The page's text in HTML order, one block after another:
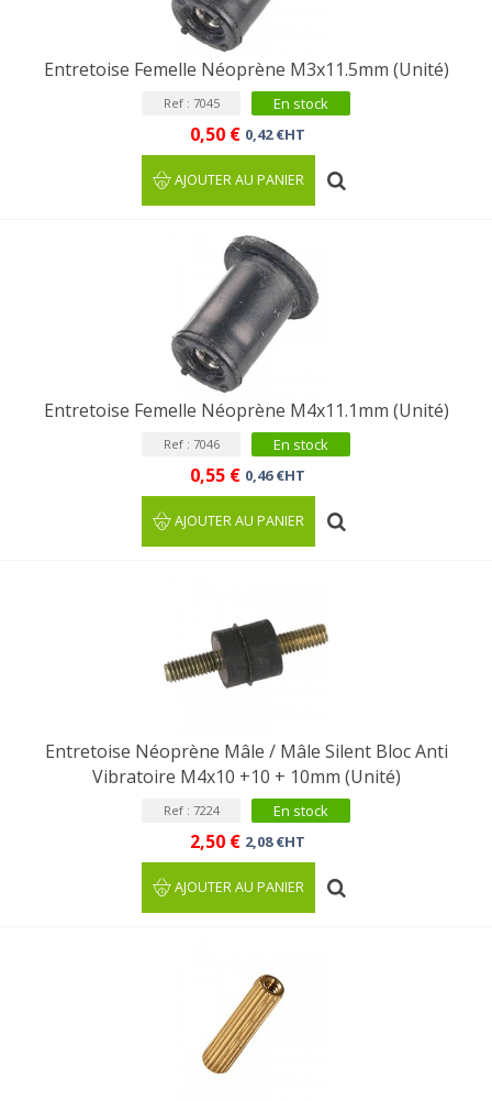
Entretoise Femelle Néoprène M3x11.5mm (Unité)
Ref : 7045 En stock
0,50 € 0,42 €HT
AJOUTER AU PANIER
Entretoise Femelle Néoprène M4x11.1mm (Unité)
Ref : 7046 En stock
0,55 € 0,46 €HT
AJOUTER AU PANIER
Entretoise Néoprène Mâle / Mâle Silent Bloc Anti
Vibratoire M4x10 +10 + 10mm (Unité)
Ref : 7224 En stock
2,50 € 2,08 €HT
AJOUTER AU PANIER